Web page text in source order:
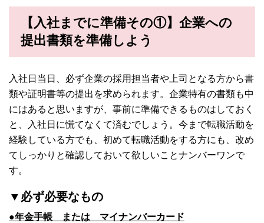
【入社までに準備その①】企業への
提出書類を準備しよう
入社日当日、必ず企業の採用担当者や上司となる方から書
類や証明書等の提出を求められます。企業特有の書類も中
にはあると思いますが、事前に準備できるものはしておく
と、入社日に慌てなくて済むでしょう。今まで転職活動を
経験している方でも、初めて転職活動をする方にも、改め
てしっかりと確認しておいて欲しいことナンバーワンで
す。
▼必ず必要なもの
●年金手帳 または マイナンバーカード